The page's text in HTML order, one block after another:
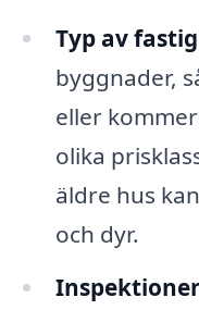
Typ av
byggnader,
eller
olika
äldre hus
och dyr.